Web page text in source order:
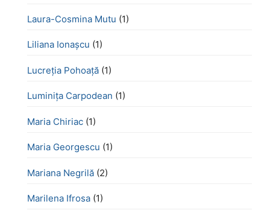
Laura-Cosmina Mutu (1)
Liliana Ionașcu (1)
Lucreţia Pohoaţă (1)
Luminița Carpodean (1)
Maria Chiriac (1)
Maria Georgescu (1)
Mariana Negrilă (2)
Marilena Ifrosa (1)